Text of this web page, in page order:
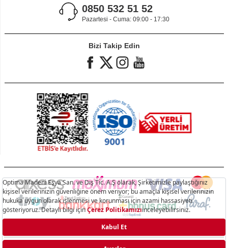
0850 532 51 52
Pazartesi - Cuma: 09:00 - 17:30
Bizi Takip Edin